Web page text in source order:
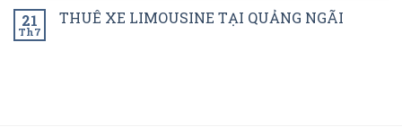
21
Th7
THUÊ XE LIMOUSINE TẠI QUẢNG NGÃI